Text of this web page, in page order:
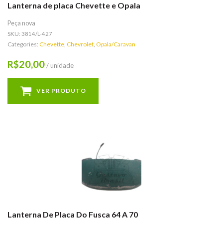
Lanterna de placa Chevette e Opala
Peça nova
SKU: 3814/L-427
Categories: Chevette, Chevrolet, Opala/Caravan
R$20,00/ unidade
VER PRODUTO
Lanterna De Placa Do Fusca 64 A 70